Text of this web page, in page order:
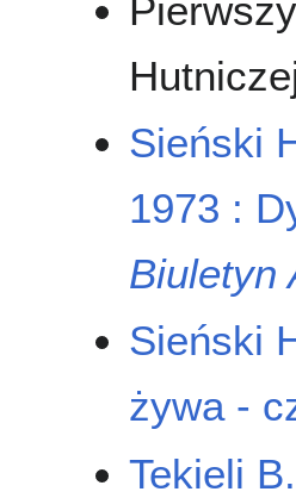
Sieński
1973 :
Biuletyn
Sieński
żywa -
Tekieli